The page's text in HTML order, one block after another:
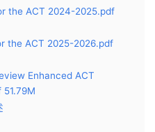
the ACT 2024-2025.pdf
the ACT 2025-2026.pdf
Enhanced ACT